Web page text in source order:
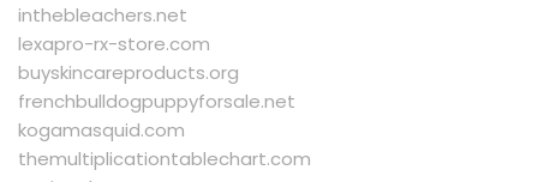
inthebleachers.net
lexapro-rx-store.com
buyskincareproducts.org
frenchbulldogpuppyforsale.net
kogamasquid.com
themultiplicationtablechart.com